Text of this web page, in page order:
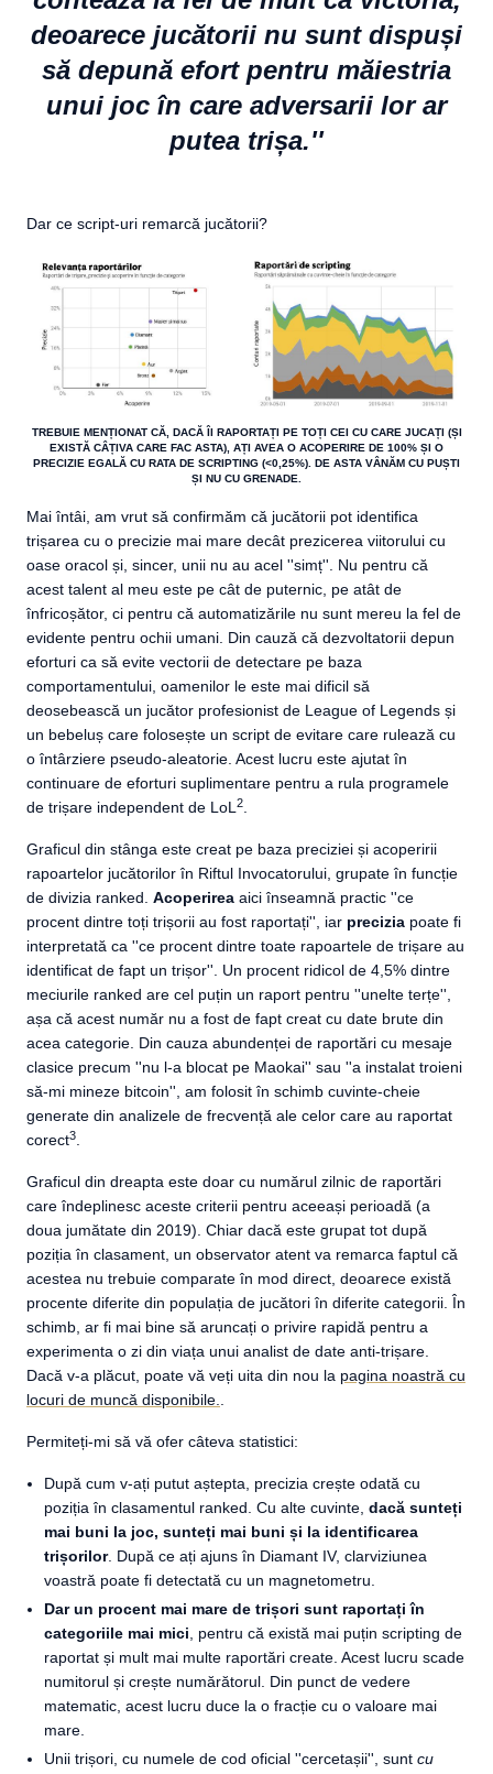
deoarece jucătorii nu sunt dispuși
să depună efort pentru măiestria
unui joc în care adversarii lor ar
putea trișa.''
Dar ce script-uri remarcă jucătorii?
TREBUIE MENȚIONAT CĂ, DACĂ ÎI RAPORTAȚI PE TOȚI CEI CU CARE JUCAȚI (ȘI
EXISTĂ CÂȚIVA CARE FAC ASTA), AȚI AVEA O ACOPERIRE DE 100% ȘI O
PRECIZIE EGALĂ CU RATA DE SCRIPTING (<0,25%). DE ASTA VÂNĂM CU PUȘTI
ȘI NU CU GRENADE.
Mai întâi, am vrut să confirmăm că jucătorii pot identifica
trișarea cu o precizie mai mare decât prezicerea viitorului cu
oase oracol și, sincer, unii nu au acel ''simț''. Nu pentru că
acest talent al meu este pe cât de puternic, pe atât de
înfricoșător, ci pentru că automatizările nu sunt mereu la fel de
evidente pentru ochii umani. Din cauză că dezvoltatorii depun
eforturi ca să evite vectorii de detectare pe baza
comportamentului, oamenilor le este mai dificil să
deosebească un jucător profesionist de League of Legends și
un bebeluș care folosește un script de evitare care rulează cu
o întârziere pseudo-aleatorie. Acest lucru este ajutat în
continuare de eforturi suplimentare pentru a rula programele
de trișare independent de LoL 2
Graficul din stânga este creat pe baza preciziei și acoperirii
rapoartelor jucătorilor în Riftul Invocatorului, grupate în funcție
de divizia ranked. Acoperirea aici înseamnă practic ''ce
procent dintre toți trișorii au fost raportați'', iar precizia poate fi
interpretată ca ''ce procent dintre toate rapoartele de trișare au
identificat de fapt un trișor''. Un procent ridicol de 4,5% dintre
meciurile ranked are cel puțin un raport pentru ''unelte terțe'',
așa că acest număr nu a fost de fapt creat cu date brute din
acea categorie. Din cauza abundenței de raportări cu mesaje
clasice precum ''nu l-a blocat pe Maokai'' sau ''a instalat troieni
să-mi mineze bitcoin'', am folosit în schimb cuvinte-cheie
generate din analizele de frecvență ale celor care au raportat
corect3
Graficul din dreapta este doar cu numărul zilnic de raportări
care îndeplinesc aceste criterii pentru aceeași perioadă (a
doua jumătate din 2019). Chiar dacă este grupat tot după
poziția în clasament, un observator atent va remarca faptul că
acestea nu trebuie comparate în mod direct, deoarece există
procente diferite din populația de jucători în diferite categorii. În
schimb, ar fi mai bine să aruncați o privire rapidă pentru a
experimenta o zi din viața unui analist de date anti-trișare.
Dacă v-a plăcut, poate vă veți uita din nou la pagina noastră cu
locuri de muncă disponibile.
Permiteți-mi să vă ofer câteva statistici:
După cum v-ați putut aștepta, precizia crește odată cu
poziția în clasamentul ranked. Cu alte cuvinte, dacă sunteți
mai buni la joc, sunteți mai buni și la identificarea
trișorilor. După ce ați ajuns în Diamant IV, clarviziunea
voastră poate fi detectată cu un magnetometru.
Dar un procent mai mare de trișori sunt raportați în
categoriile mai mici , pentru că există mai puțin scripting de
raportat și mult mai multe raportări create. Acest lucru scade
numitorul și crește numărătorul. Din punct de vedere
matematic, acest lucru duce la o fracție cu o valoare mai
mare.
Unii trișori, cu numele de cod oficial ''cercetașii'', sunt cu